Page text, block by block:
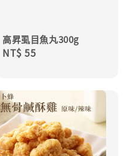
高昇虱目魚丸300g
Regular
NT$ 55